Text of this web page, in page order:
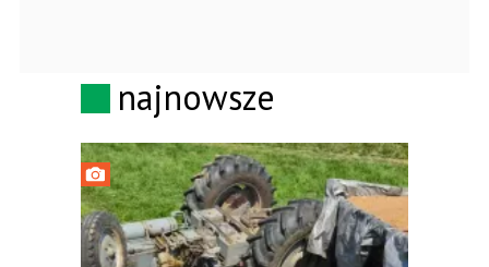
najnowsze